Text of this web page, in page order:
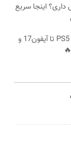
اینجا سریع
گردونه شانس بدون پوچ از PS5 تا آیفون17 و